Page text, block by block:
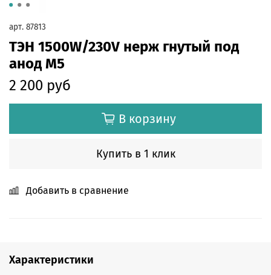
арт. 87813
ТЭН 1500W/230V нерж гнутый под
анод М5
2 200 руб
В корзину
Купить в 1 клик
Добавить в сравнение
Характеристики